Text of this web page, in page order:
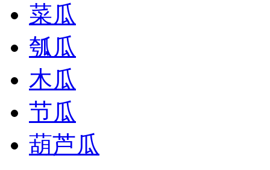
菜瓜
瓠瓜
木瓜
节瓜
葫芦瓜